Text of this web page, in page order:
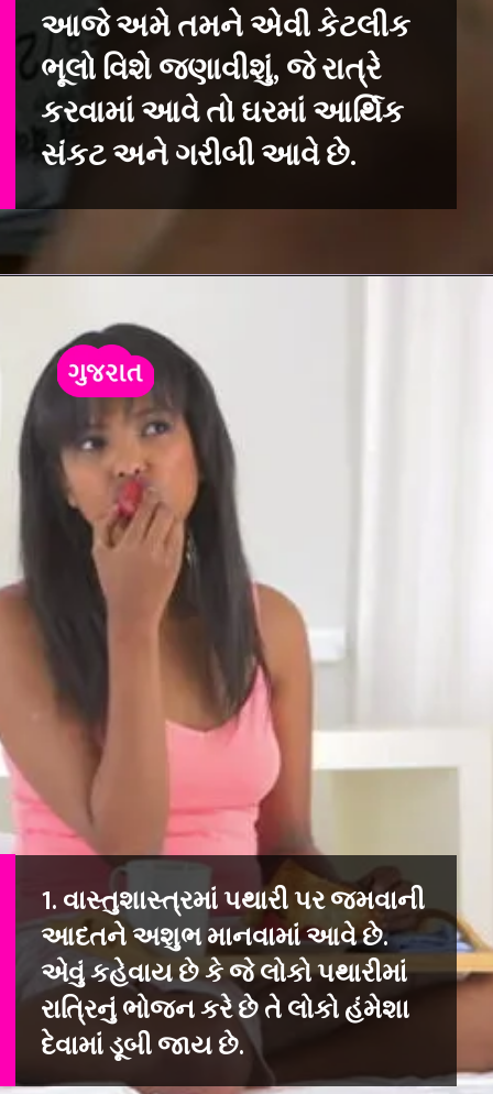
આજે અમે તમને એવી કેટલીક
ભૂલો વિશે જણાવીશું, જે રાત્રે
કરવામાં આવે તો ઘરમાં આર્થિક
સંકટ અને ગરીબી આવે છે.
1. વાસ્તુશાસ્ત્રમાં પથારી પર જમવાની
આદતને અશુભ માનવામાં આવે છે.
એવું કહેવાય છે કે જે લોકો પથારીમાં
રાત્રિનું ભોજન કરે છે તે લોકો હંમેશા
દેવામાં ડૂબી જાય છે.